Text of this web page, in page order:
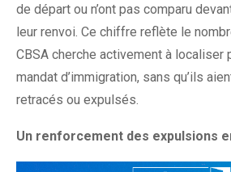
de départ ou n’ont pas comparu
leur renvoi. Ce chiffre reflète le
CBSA cherche activement à localiser
mandat d’immigration, sans qu’ils
retracés ou expulsés.
Un renforcement des expulsions